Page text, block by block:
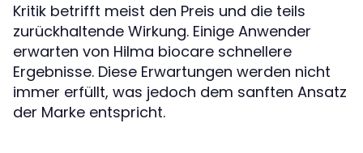
Kritik betrifft meist den Preis und die teils
zurückhaltende Wirkung. Einige Anwender
erwarten von Hilma biocare schnellere
Ergebnisse. Diese Erwartungen werden nicht
immer erfüllt, was jedoch dem sanften Ansatz
der Marke entspricht.